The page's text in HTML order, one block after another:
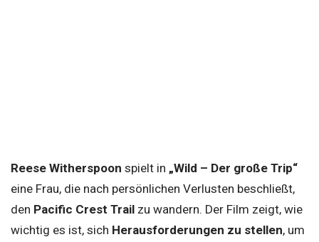
Reese Witherspoon spielt in „Wild – Der große Trip“
eine Frau, die nach persönlichen Verlusten beschließt,
den Pacific Crest Trail zu wandern. Der Film zeigt, wie
wichtig es ist, sich Herausforderungen zu stellen, um